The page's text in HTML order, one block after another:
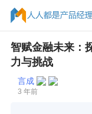
智赋金融未来：
力与挑战
言成
3 年前